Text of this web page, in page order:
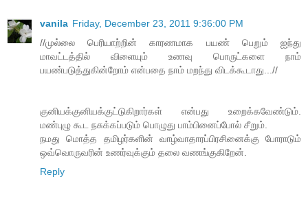
vanila Friday, December 23, 2011 9:36:00 PM
//முல்லை பெரியாற்றின் காரணமாக பயண் பெறும் ஐந்து
மாவட்டத்தில் விளையும் உணவு பொருட்களை நாம்
பயண்படுத்துகின்றோம் என்பதை நாம் மறந்து விடக்கூடாது...//
குனியக்குனியக்குட்டுகிறார்கள் என்பது உறைக்கவேண்டும்.
மண்புழு கூட நசுக்கப்படும் பொழுது பாம்பினைப்போல் சீறும்.
நமது மொத்த தமிழர்களின் வாழ்வாதாரப்பிரசினைக்கு போராடும்
ஒவ்வொருவரின் உணர்வுக்கும் தலை வணங்குகிறேன்.
Reply